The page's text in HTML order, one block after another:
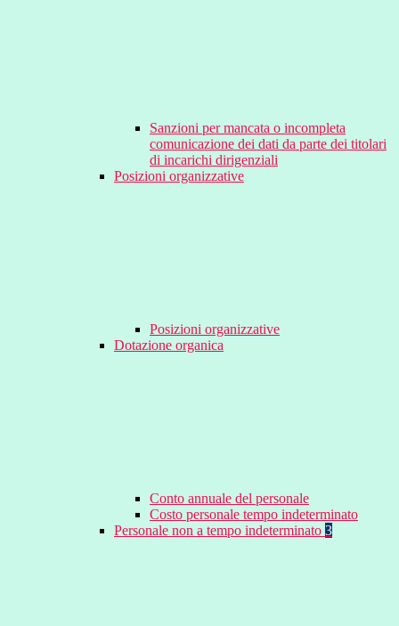
Sanzioni per mancata o incompleta
comunicazione dei dati da parte dei titolari
di incarichi dirigenziali
Posizioni organizzative
Posizioni organizzative
Dotazione organica
Conto annuale del personale
Costo personale tempo indeterminato
Personale non a tempo indeterminato 3